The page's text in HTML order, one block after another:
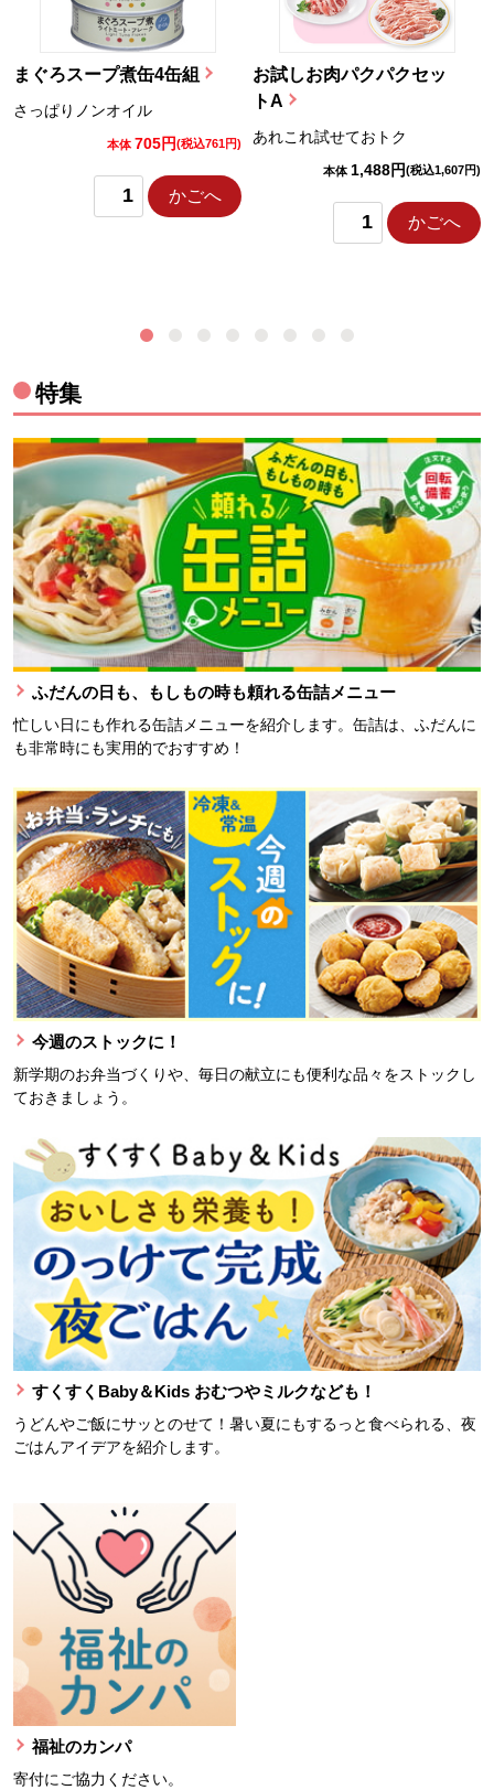
まぐろスープ煮缶4缶組
さっぱりノンオイル
本体 705円(税込761円)
かごへ
お試しお肉パクパクセッ
トA
あれこれ試せておトク
本体 1,488円(税込1,607円)
かごへ
特集
ふだんの日も、もしもの時も頼れる缶詰メニュー
忙しい日にも作れる缶詰メニューを紹介します。缶詰は、ふだんに
も非常時にも実用的でおすすめ！
今週のストックに！
新学期のお弁当づくりや、毎日の献立にも便利な品々をストックし
ておきましょう。
すくすくBaby＆Kids おむつやミルクなども！
うどんやご飯にサッとのせて！暑い夏にもするっと食べられる、夜
ごはんアイデアを紹介します。
福祉のカンパ
寄付にご協力ください。